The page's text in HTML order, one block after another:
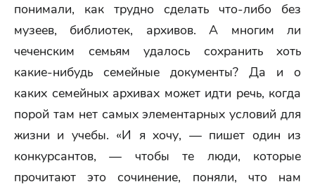
понимали, как трудно сделать что-либо без
музеев, библиотек, архивов. А многим ли
чеченским семьям удалось сохранить хоть
какие-нибудь семейные документы? Да и о
каких семейных архивах может идти речь, когда
порой там нет самых элементарных условий для
жизни и учебы. «И я хочу, — пишет один из
конкурсантов, — чтобы те люди, которые
прочитают это сочинение, поняли, что нам